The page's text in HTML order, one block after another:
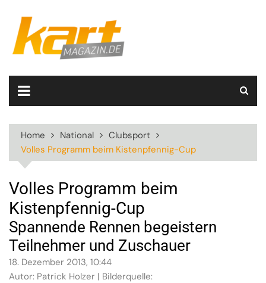
content
Home National
Clubsport
Volles Programm beim Kistenpfennig-Cup
Volles Programm beim
Kistenpfennig-Cup
Spannende Rennen begeistern
Teilnehmer und Zuschauer
18. Dezember 2013, 10:44
Autor: Patrick Holzer | Bilderquelle: